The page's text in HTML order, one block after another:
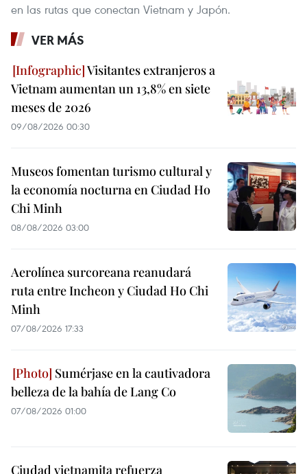
en las rutas que conectan Vietnam y Japón.
VER MÁS
Visitantes extranjeros a
Vietnam aumentan un 13,8% en siete
meses de 2026
09/08/2026 00:30
Museos fomentan turismo cultural y
la economía nocturna en Ciudad Ho
Chi Minh
08/08/2026 03:00
Aerolínea surcoreana reanudará
ruta entre Incheon y Ciudad Ho Chi
Minh
07/08/2026 17:33
Sumérjase en la cautivadora
belleza de la bahía de Lang Co
07/08/2026 01:00
Ciudad vietnamita refuerza